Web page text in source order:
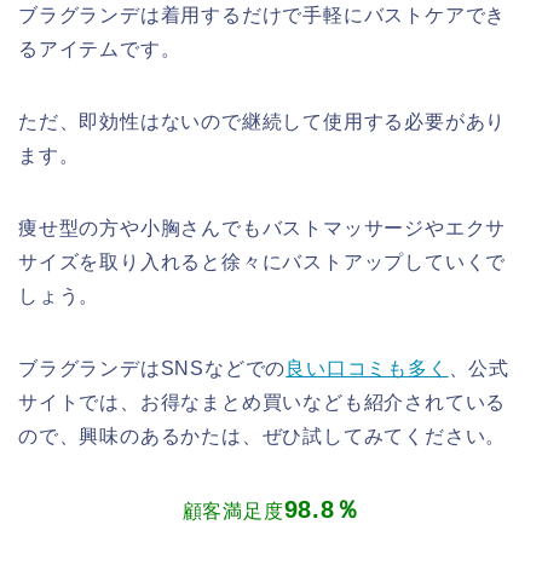
ブラグランデは着用するだけで手軽にバストケアでき
るアイテムです。
ただ、即効性はないので継続して使用する必要があり
ます。
痩せ型の方や小胸さんでもバストマッサージやエクサ
サイズを取り入れると徐々にバストアップしていくで
しょう。
ブラグランデはSNSなどでの良い口コミも多く
、公式
サイトでは、お得なまとめ買いなども紹介されている
ので、興味のあるかたは、ぜひ試してみてください。
顧客満足度98.8％